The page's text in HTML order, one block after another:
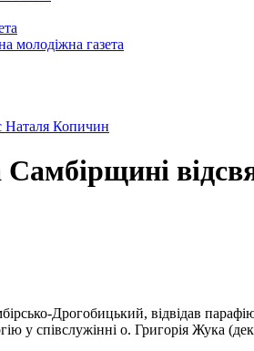
молодіжна газета
Наталя Копичин
Дрогобицький, відвідав
у співслужінні о. Григорія Жука